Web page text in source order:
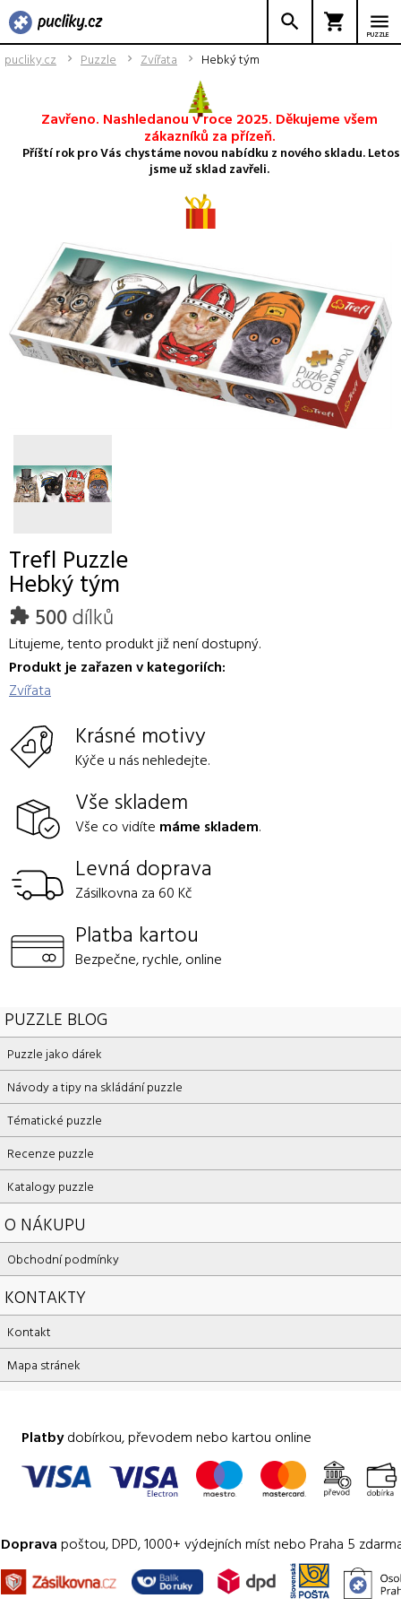
PUZZLE
pucliky.cz Puzzle Zvířata Hebký tým
Zavřeno. Nashledanou v roce 2025. Děkujeme všem
zákazníků za přízeň.
Příští rok pro Vás chystáme novou nabídku z nového skladu. Letos
jsme už sklad zavřeli.
Trefl Puzzle
Hebký tým
500dílků
Litujeme, tento produkt již není dostupný.
Produkt je zařazen v kategoriích:
Zvířata
Krásné motivy
Kýče u nás nehledejte.
Vše skladem
Vše co vidíte máme skladem.
Levná doprava
Zásilkovna za 60 Kč
Platba kartou
Bezpečne, rychle, online
PUZZLE BLOG
Puzzle jako dárek
Návody a tipy na skládání puzzle
Tématické puzzle
Recenze puzzle
Katalogy puzzle
O NÁKUPU
Obchodní podmínky
KONTAKTY
Kontakt
Mapa stránek
Platbydobírkou, převodem nebo kartou online
Doprava poštou, DPD, 1000+ výdejních míst nebo Praha 5